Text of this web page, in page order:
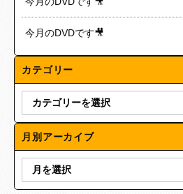
今月のDVDです🎥
カテゴリー
月別アーカイブ